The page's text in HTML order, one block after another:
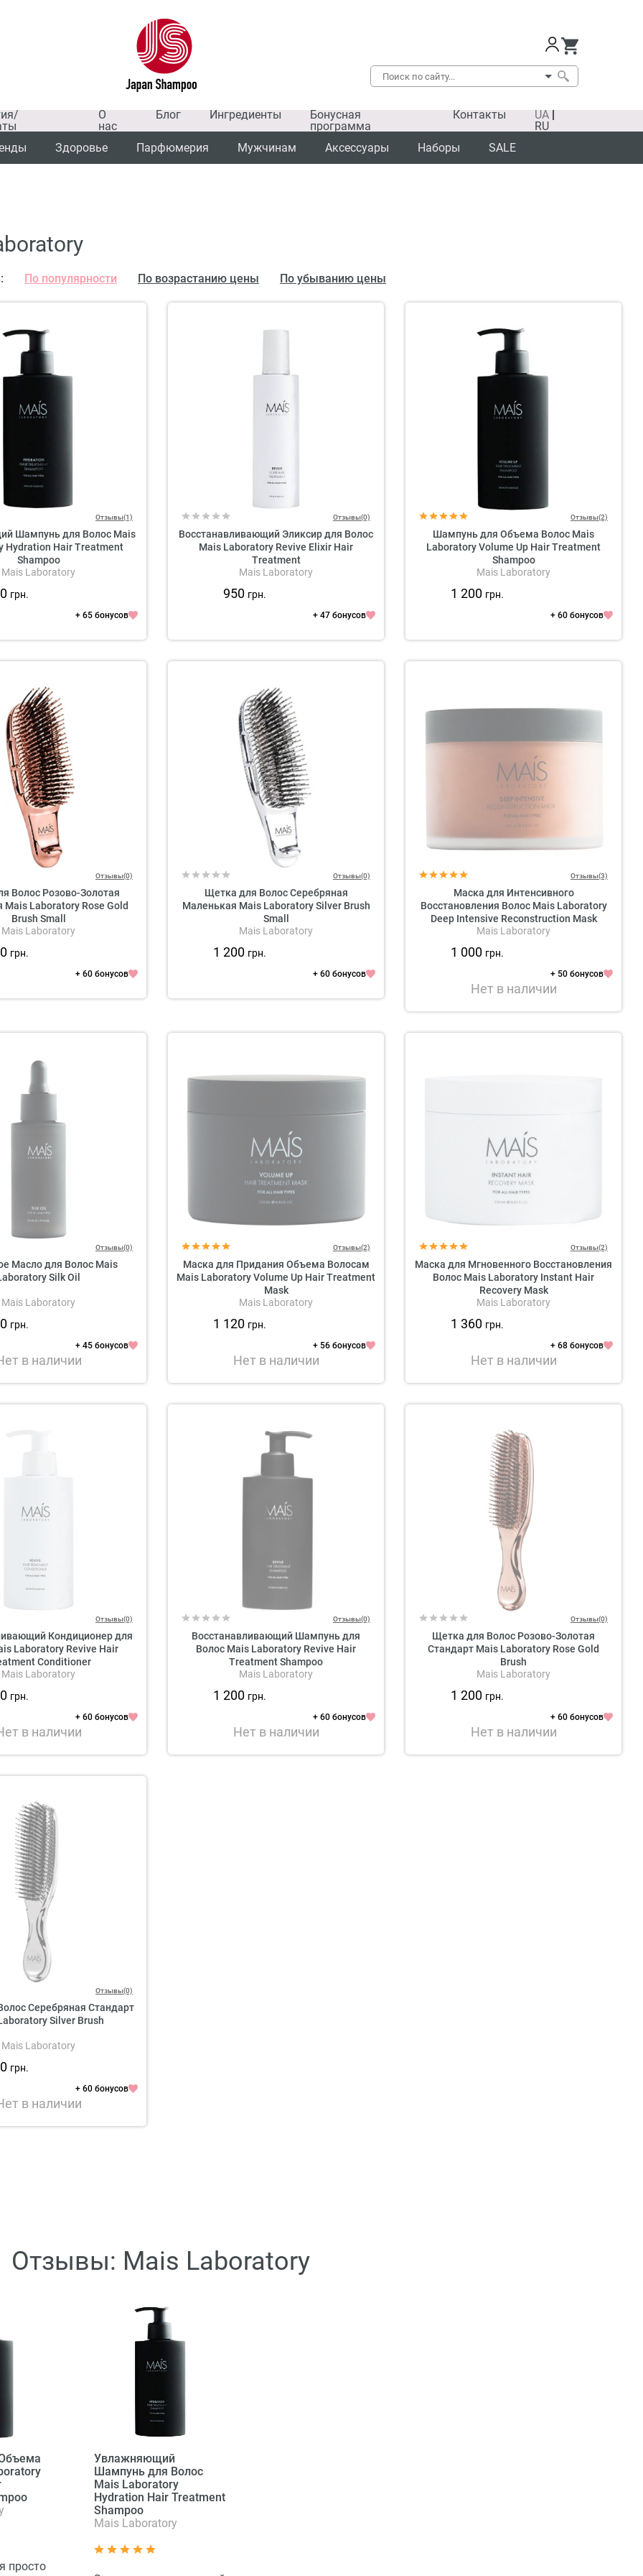
О
нас
Блог Ингредиенты
Бонусная
программа
Контакты UA |
RU
Здоровье Парфюмерия Мужчинам Аксессуары Наборы SALE
По популярности По возрастанию цены По убыванию цены
Отзывы(1)
Шампунь для Волос Mais
Hydration Hair Treatment
Shampoo
Mais Laboratory
грн.
+ 65 бонусов
Отзывы(0)
Восстанавливающий Эликсир для Волос
Mais Laboratory Revive Elixir Hair
Treatment
Mais Laboratory
950 грн.
+ 47 бонусов
Отзывы(2)
Шампунь для Объема Волос Mais
Laboratory Volume Up Hair Treatment
Shampoo
Mais Laboratory
1 200 грн.
+ 60 бонусов
Отзывы(0)
Волос Розово-Золотая
Laboratory Rose Gold
Brush Small
Mais Laboratory
грн.
+ 60 бонусов
Отзывы(0)
Щетка для Волос Серебряная
Маленькая Mais Laboratory Silver Brush
Small
Mais Laboratory
1 200 грн.
+ 60 бонусов
Отзывы(3)
Маска для Интенсивного
Восстановления Волос Mais Laboratory
Deep Intensive Reconstruction Mask
Mais Laboratory
1 000 грн.
+ 50 бонусов
Нет в наличии
Отзывы(0)
Масло для Волос Mais
Silk Oil
Mais Laboratory
грн.
+ 45 бонусов
в наличии
Отзывы(2)
Маска для Придания Объема Волосам
Mais Laboratory Volume Up Hair Treatment
Mask
Mais Laboratory
1 120 грн.
+ 56 бонусов
Нет в наличии
Отзывы(2)
Маска для Мгновенного Восстановления
Волос Mais Laboratory Instant Hair
Recovery Mask
Mais Laboratory
1 360 грн.
+ 68 бонусов
Нет в наличии
Отзывы(0)
Кондиционер для
Laboratory Revive Hair
Conditioner
Mais Laboratory
грн.
+ 60 бонусов
в наличии
Отзывы(0)
Восстанавливающий Шампунь для
Волос Mais Laboratory Revive Hair
Treatment Shampoo
Mais Laboratory
1 200 грн.
+ 60 бонусов
Нет в наличии
Отзывы(0)
Щетка для Волос Розово-Золотая
Стандарт Mais Laboratory Rose Gold
Brush
Mais Laboratory
1 200 грн.
+ 60 бонусов
Нет в наличии
Отзывы(0)
Серебряная Стандарт
Silver Brush
Mais Laboratory
грн.
+ 60 бонусов
в наличии
Отзывы: Mais Laboratory
просто
Увлажняющий
Шампунь для Волос
Mais Laboratory
Hydration Hair Treatment
Shampoo
Mais Laboratory